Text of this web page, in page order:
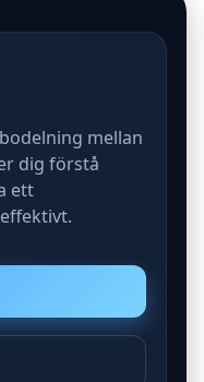
mellan
dig förstå
ett